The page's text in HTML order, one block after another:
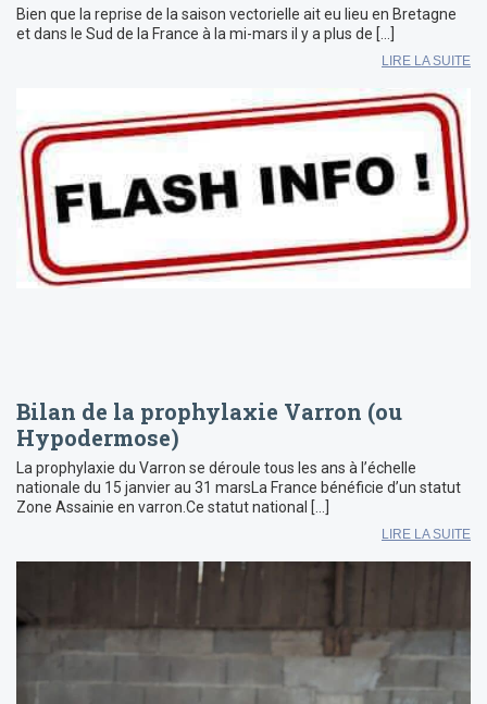
Bien que la reprise de la saison vectorielle ait eu lieu en Bretagne
et dans le Sud de la France à la mi-mars il y a plus de […]
LIRE LA SUITE
Bilan de la prophylaxie Varron (ou
Hypodermose)
La prophylaxie du Varron se déroule tous les ans à l’échelle
nationale du 15 janvier au 31 marsLa France bénéficie d’un statut
Zone Assainie en varron.Ce statut national […]
LIRE LA SUITE